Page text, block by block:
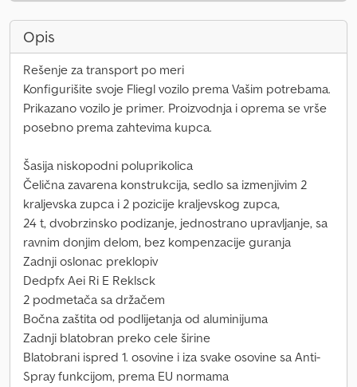
Opis
Rešenje za transport po meri
Konfigurišite svoje Fliegl vozilo prema Vašim potrebama.
Prikazano vozilo je primer. Proizvodnja i oprema se vrše
posebno prema zahtevima kupca.
Šasija niskopodni poluprikolica
Čelična zavarena konstrukcija, sedlo sa izmenjivim 2
kraljevska zupca i 2 pozicije kraljevskog zupca,
24 t, dvobrzinsko podizanje, jednostrano upravljanje, sa
ravnim donjim delom, bez kompenzacije guranja
Zadnji oslonac preklopiv
Dedpfx Aei Ri E Reklsck
2 podmetača sa držačem
Bočna zaštita od podlijetanja od aluminijuma
Zadnji blatobran preko cele širine
Blatobrani ispred 1. osovine i iza svake osovine sa Anti-
Spray funkcijom, prema EU normama